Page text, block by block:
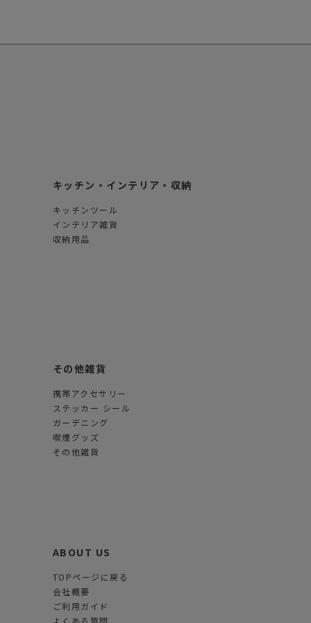
キッチン・インテリア・収納
キッチンツール
インテリア雑貨
収納用品
その他雑貨
携帯アクセサリー
ステッカー シール
ガーデニング
喫煙グッズ
その他雑貨
ABOUT US
TOPページに戻る
会社概要
ご利用ガイド
よくある質問